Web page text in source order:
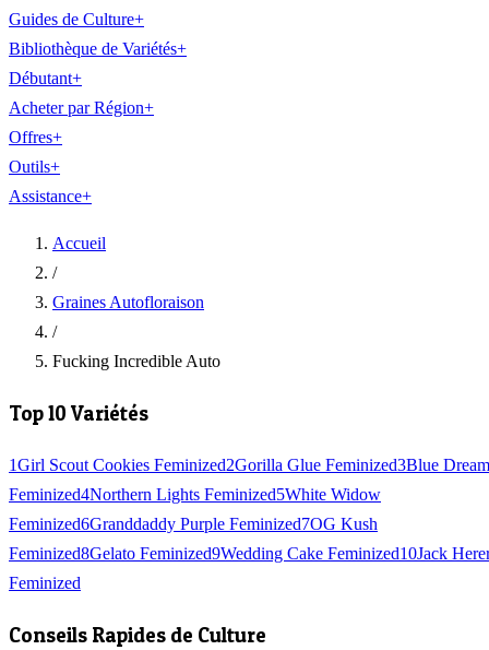
Guides de Culture+
Bibliothèque de Variétés+
Débutant+
Acheter par Région+
Offres+
Outils+
Assistance+
Accueil
/
Graines Autofloraison
/
Fucking Incredible Auto
Top 10 Variétés
1Girl Scout Cookies Feminized2Gorilla Glue Feminized3Blue Dream
Feminized4Northern Lights Feminized5White Widow
Feminized6Granddaddy Purple Feminized7OG Kush
Feminized8Gelato Feminized9Wedding Cake Feminized10Jack
Feminized
Conseils Rapides de Culture